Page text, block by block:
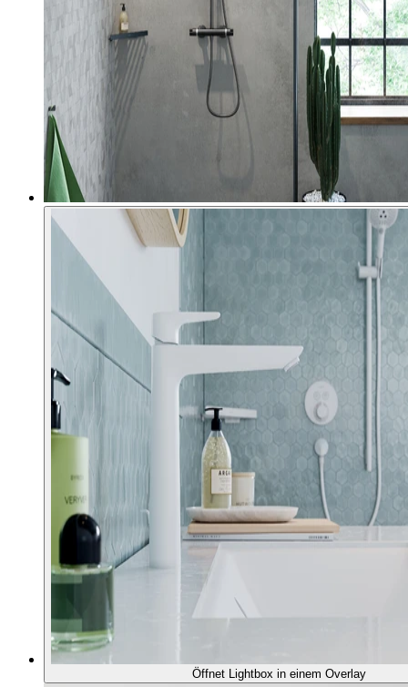
Öffnet Lightbox in einem Overlay